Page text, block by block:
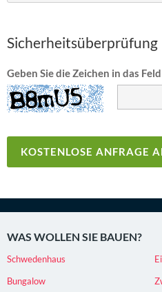
Sicherheitsüberprüfung
Geben Sie die Zeichen in das
WAS WOLLEN SIE BAUEN?
Schwedenhaus
Bungalow